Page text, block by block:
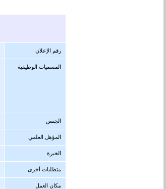
رقم الإعلان
المسميات الوظيفية
الجنس
المؤهل العلمي
الخبرة
متطلبات أخرى
مكان العمل